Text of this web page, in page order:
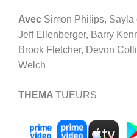
Avec Simon Philips, Sayla
Jeff Ellenberger, Barry
Brook Fletcher, Devon
Welch
THEMA TUEURS